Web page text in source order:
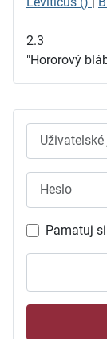
Pamatuj
2.3
"Hororový